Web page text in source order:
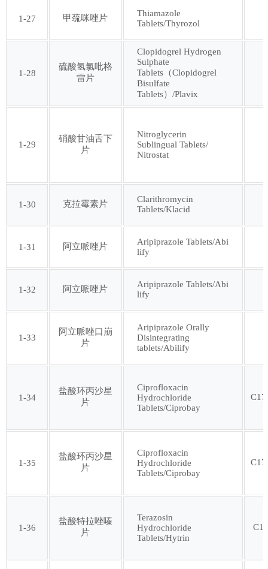
第九十四批
第九十五批 第九十六批
第九十七批 第九十八批
第九十九批 第一百批
第一百零三批 第一百零四批
第一百零五批 第一百零六批
第一百零七批
1-27 甲巯咪唑片
Thiamazole
Tablets/Thyrozol
1-28
硫酸氢氯吡格
雷片
Clopidogrel Hydrogen
Sulphate
Tablets（Clopidogrel
Bisulfate
Tablets）/Plavix
1-29
硝酸甘油舌下
片
Nitroglycerin
Sublingual Tablets/
Nitrostat
1-30 克拉霉素片
Clarithromycin
Tablets/Klacid
1-31 阿立哌唑片
Aripiprazole Tablets/Abi
lify
1-32 阿立哌唑片
Aripiprazole Tablets/Abi
lify
1-33
阿立哌唑口崩
片
Aripiprazole Orally
Disintegrating
tablets/Abilify
1-34
盐酸环丙沙星
片
Ciprofloxacin
Hydrochloride
Tablets/Ciprobay
1-35
盐酸环丙沙星
片
Ciprofloxacin
Hydrochloride
Tablets/Ciprobay
1-36
盐酸特拉唑嗪
片
Terazosin
Hydrochloride
Tablets/Hytrin